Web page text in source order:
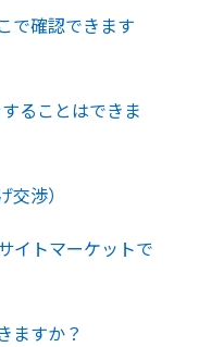
で確認できます
ることはできま
渉）
イトマーケットで
ますか？